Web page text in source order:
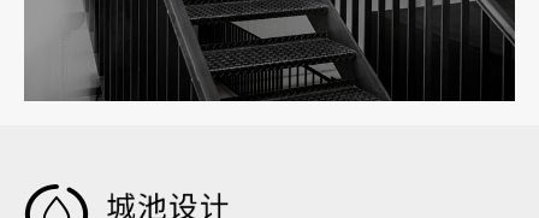
工厂短视频拍摄后，怎样放进官网帮助客户判断实力